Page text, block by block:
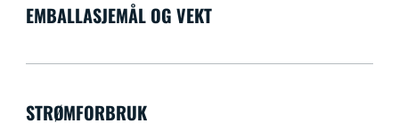
EMBALLASJEMÅL OG VEKT
STRØMFORBRUK